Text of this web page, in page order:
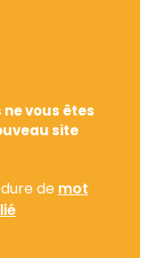
vous êtes
site
de mot